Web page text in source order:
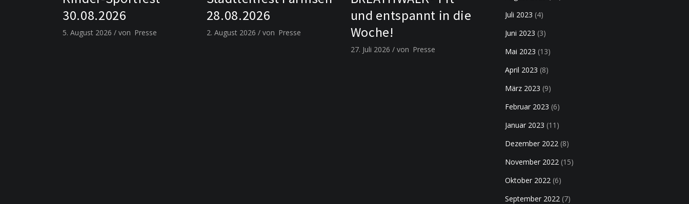
30.08.2026
5. August 2026 von Presse
28.08.2026
2. August 2026 von Presse
und entspannt in die
Woche!
27. Juli 2026 von Presse
Juli 2023 (4)
Juni 2023 (3)
Mai 2023 (13)
April 2023 (8)
März 2023 (9)
Februar 2023 (6)
Januar 2023 (11)
Dezember 2022(8)
November 2022(15)
Oktober 2022(6)
September 2022(7)